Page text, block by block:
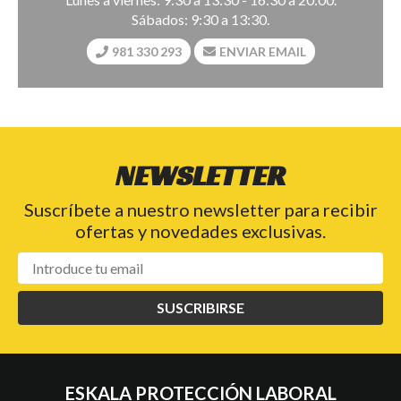
Sábados: 9:30 a 13:30.
981 330 293 ENVIAR EMAIL
NEWSLETTER
Suscríbete a nuestro newsletter para recibir
ofertas y novedades exclusivas.
SUSCRIBIRSE
ESKALA PROTECCIÓN LABORAL